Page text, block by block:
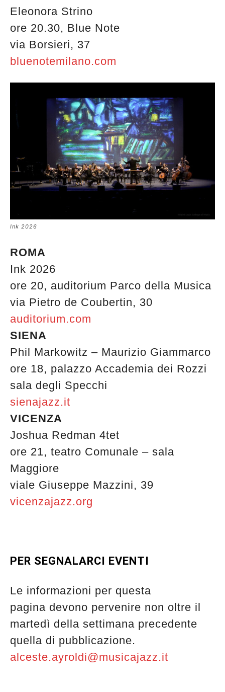
Eleonora Strino
ore 20.30, Blue Note
via Borsieri, 37
bluenotemilano.com
Ink 2026
ROMA
Ink 2026
ore 20, auditorium Parco della Musica
via Pietro de Coubertin, 30
auditorium.com
SIENA
Phil Markowitz – Maurizio Giammarco
ore 18, palazzo Accademia dei Rozzi
sala degli Specchi
sienajazz.it
VICENZA
Joshua Redman 4tet
ore 21, teatro Comunale – sala
Maggiore
viale Giuseppe Mazzini, 39
vicenzajazz.org
PER SEGNALARCI EVENTI
Le informazioni per questa
pagina devono pervenire non oltre il
martedì della settimana precedente
quella di pubblicazione.
alceste.ayroldi@musicajazz.it